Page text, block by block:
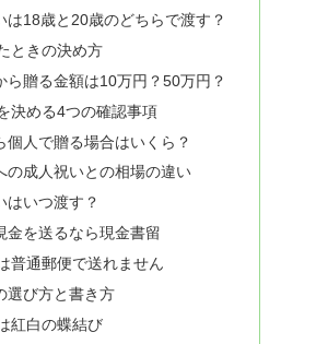
は18歳と20歳のどちらで渡す？
ときの決め方
ら贈る金額は10万円？50万円？
決める4つの確認事項
個人で贈る場合はいくら？
の成人祝いとの相場の違い
はいつ渡す？
金を送るなら現金書留
普通郵便で送れません
選び方と書き方
紅白の蝶結び